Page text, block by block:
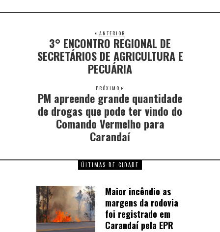
ANTERIOR
3° ENCONTRO REGIONAL DE
SECRETÁRIOS DE AGRICULTURA E
PECUÁRIA
PRÓXIMO
PM apreende grande quantidade
de drogas que pode ter vindo do
Comando Vermelho para
Carandaí
ÚLTIMAS DE CIDADE
Maior incêndio as
margens da rodovia
foi registrado em
Carandaí pela EPR